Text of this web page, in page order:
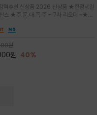
감각적인 레이어드 니트 어부바숄/
은은한 V자 조직감과 부드러운
로 완성도를 높였으며, 단조로
추천 신상품 2026 신상품 ★한정세일
스 ★주.문.대.폭.주 - 7차 리오더 ~★셔
주기 좋으며, 소매 끝단에 위치한 실버
동시에
원
원 40%